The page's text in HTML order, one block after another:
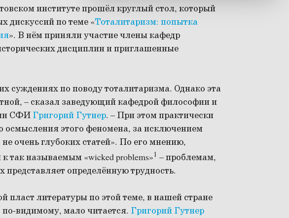
институте прошёл круглый стол, который
дискуссий по теме «Тоталитаризм: попытка
». В нём приняли участие члены кафедр
дисциплин и приглашенные
суждениях по поводу тоталитаризма. Однако эта
– сказал заведующий кафедрой философии и
СФИ Григорий Гутнер. – При этом практически
осмысления этого феномена, за исключением
очень глубоких статей». По его мнению,
так называемым «wicked problems»1 – проблемам,
представляет определённую трудность.
пласт литературы по этой теме, в нашей стране
видимому, мало читается. Григорий Гутнер